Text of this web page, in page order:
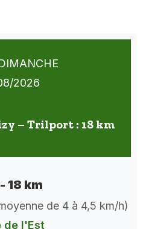
2026
– Trilport : 18 km
18 km
de 4 à 4,5 km/h)
de l'Est